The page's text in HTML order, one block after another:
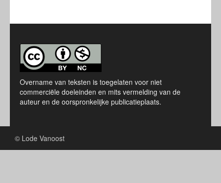
Overname van teksten is toegelaten voor niet
commerciële doeleinden en mits vermelding van de
auteur en de oorspronkelijke publicatieplaats.
© Lode Vanoost